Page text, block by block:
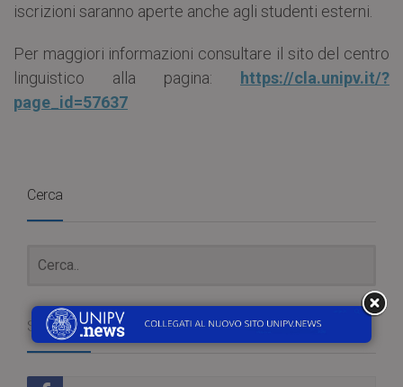
iscrizioni saranno aperte anche agli studenti esterni.
Per maggiori informazioni consultare il sito del centro
linguistico alla pagina: https://cla.unipv.it/?
page_id=57637
Cerca
Social Box